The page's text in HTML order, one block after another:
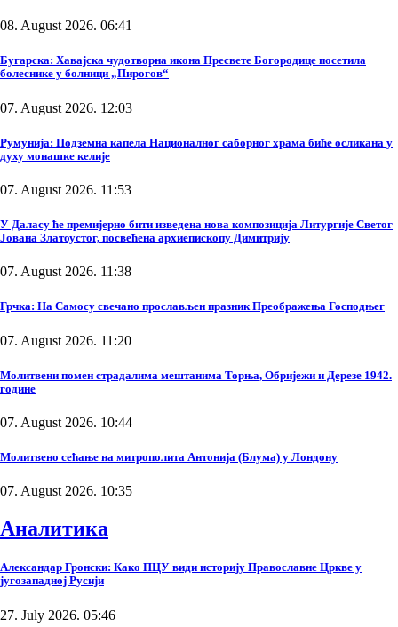
08. August 2026. 06:41
Бугарска: Хавајска чудотворна икона Пресвете Богородице посетила
болеснике у болници „Пирогов“
07. August 2026. 12:03
Румунија: Подземна капела Националног саборног храма биће осликана у
духу монашке келије
07. August 2026. 11:53
У Даласу ће премијерно бити изведена нова композиција Литургије Светог
Јована Златоустог, посвећена архиепископу Димитрију
07. August 2026. 11:38
Грчка: На Самосу свечано прослављен празник Преображења Господњег
07. August 2026. 11:20
Молитвени помен страдалима мештанима Торња, Обријежи и Дерезе 1942.
године
07. August 2026. 10:44
Молитвено сећање на митрополита Антонија (Блума) у Лондону
07. August 2026. 10:35
Аналитика
Александар Гронски: Како ПЦУ види историју Православне Цркве у
југозападној Русији
27. July 2026. 05:46